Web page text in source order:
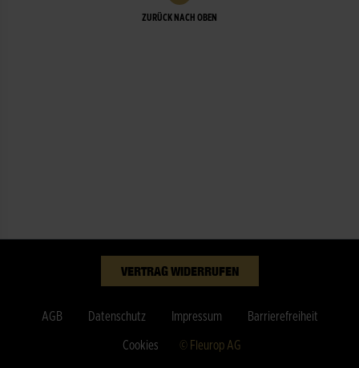
ZURÜCK NACH OBEN
VERTRAG WIDERRUFEN
AGB Datenschutz Impressum Barrierefreiheit
Cookies © Fleurop AG